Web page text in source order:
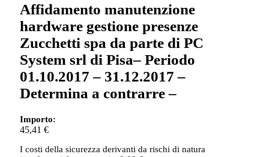
Affidamento manutenzione
hardware gestione presenze
Zucchetti spa da parte di PC
System srl di Pisa– Periodo
01.10.2017 – 31.12.2017 –
Determina a contrarre –
Importo:
45,41 €
I costi della sicurezza derivanti da rischi di natura